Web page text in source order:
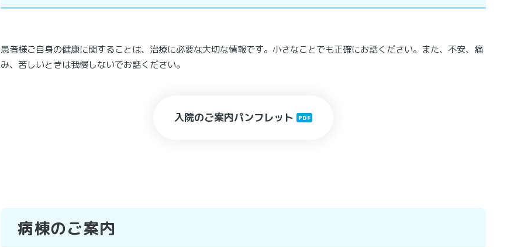
患者様ご自身の健康に関することは、治療に必要な大切な情報です。小さなことでも正確にお話ください。また、不安、痛
み、苦しいときは我慢しないでお話ください。
入院のご案内パンフレット
病棟のご案内